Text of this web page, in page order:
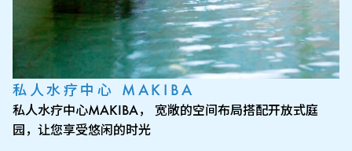
私人水疗中心 MAKIBA
私人水疗中心MAKIBA， 宽敞的空间布局搭配开放式庭
园，让您享受悠闲的时光